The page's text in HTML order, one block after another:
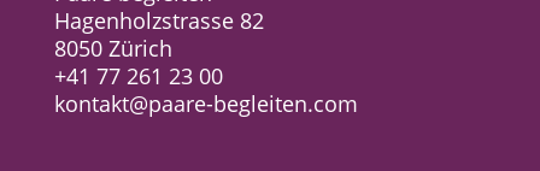
Hagenholzstrasse 82
8050 Zürich
+41 77 261 23 00
kontakt@paare-begleiten.com